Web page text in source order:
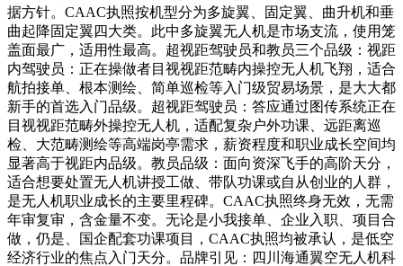
据方针。CAAC执照按机型分为多旋翼、固定翼、曲升机和垂
曲起降固定翼四大类。此中多旋翼无人机是市场支流，使用笼
盖面最广，适用性最高。超视距驾驶员和教员三个品级：视距
内驾驶员：正在操做者目视视距范畴内操控无人机飞翔，适合
航拍接单、根本测绘、简单巡检等入门级贸易场景，是大大都
新手的首选入门品级。超视距驾驶员：答应通过图传系统正在
目视视距范畴外操控无人机，适配复杂户外功课、远距离巡
检、大范畴测绘等高端岗亭需求，薪资程度和职业成长空间均
显著高于视距内品级。教员品级：面向资深飞手的高阶天分，
适合想要处置无人机讲授工做、带队功课或自从创业的人群，
是无人机职业成长的主要里程碑。CAAC执照终身无效，无需
年审复审，含金量不变。无论是小我接单、企业入职、项目合
做，仍是、国企配套功课项目，CAAC执照均被承认，是低空
经济行业的焦点入门天分。品牌引见：四川海通翼空无人机科